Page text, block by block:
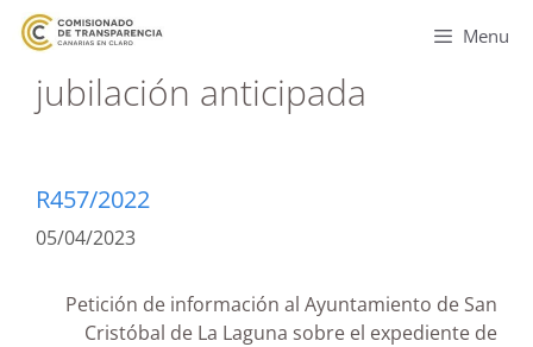
Menu
jubilación anticipada
R457/2022
05/04/2023
Petición de información al Ayuntamiento de San
Cristóbal de La Laguna sobre el expediente de